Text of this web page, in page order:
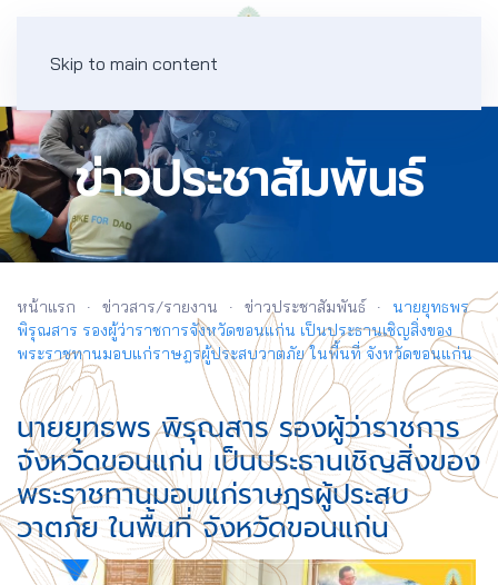
Skip to main content
ข่าวประชาสัมพันธ์
หน้าแรก ข่าวสาร/รายงาน ข่าวประชาสัมพันธ์
นายยุทธพร
พิรุณสาร รองผู้ว่าราชการจังหวัดขอนแก่น เป็นประธานเชิญสิ่งของ
พระราชทานมอบแก่ราษฎรผู้ประสบวาตภัย ในพื้นที่ จังหวัดขอนแก่น
นายยุทธพร พิรุณสาร รองผู้ว่าราชการ
จังหวัดขอนแก่น เป็นประธานเชิญสิ่งของ
พระราชทานมอบแก่ราษฎรผู้ประสบ
วาตภัย ในพื้นที่ จังหวัดขอนแก่น